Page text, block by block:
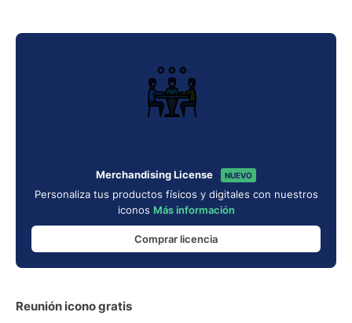
Merchandising License NUEVO
Personaliza tus productos físicos y digitales con nuestros
iconos Más información
Comprar licencia
Reunión icono gratis